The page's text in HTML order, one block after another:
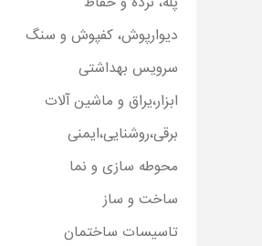
دیوارپوش، کفپوش و سنگ
سرویس بهداشتی
ابزار،یراق و ماشین آلات
برقی،روشنایی،ایمنی
محوطه سازی و نما
ساخت و ساز
تاسیسات ساختمان